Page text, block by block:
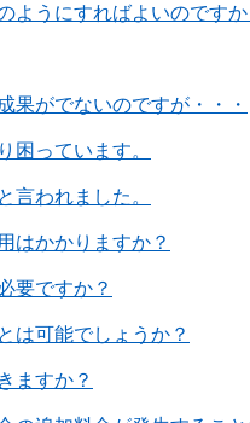
ようにすればよいのです
果がでないのですが ・・・
困っています。
言われました。
はかかりますか？
要ですか？
は可能でしょうか？
ますか？